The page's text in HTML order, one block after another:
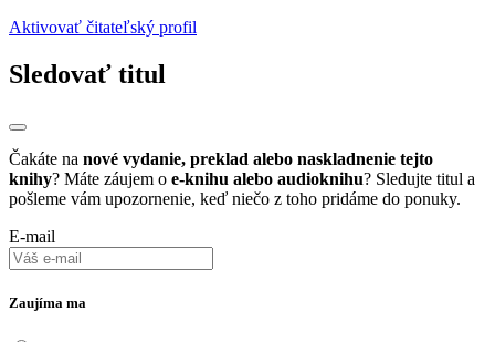
Aktivovať čitateľský profil
Sledovať titul
Čakáte na nové vydanie, preklad alebo naskladnenie tejto
knihy? Máte záujem o e-knihu alebo audioknihu? Sledujte titul a
pošleme vám upozornenie, keď niečo z toho pridáme do ponuky.
E-mail
Zaujíma ma